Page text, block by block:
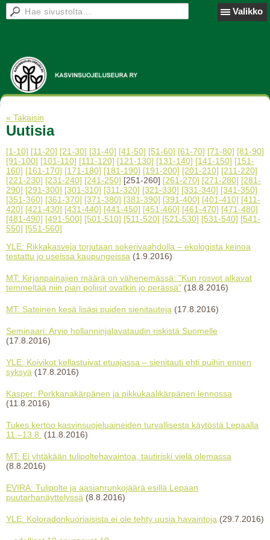
Valikko
« Takaisin
Uutisia
[1-10] [11-20] [21-30] [31-40] [41-50] [51-60] [61-70] [71-80] [81-90]
[91-100] [101-110] [111-120] [121-130] [131-140] [141-150] [151-
160] [161-170] [171-180] [181-190] [191-200] [201-210] [211-220]
[221-230] [231-240] [241-250] [251-260] [261-270] [271-280] [281-
290] [291-300] [301-310] [311-320] [321-330] [331-340] [341-350]
[351-360] [361-370] [371-380] [381-390] [391-400] [401-410] [411-
420] [421-430] [431-440] [441-450] [451-460] [461-470] [471-480]
[481-490] [491-500] [501-510] [511-520] [521-530] [531-540] [541-
550] [551-560]
YLE: Rikkakasveja torjutaan sokerivaahdolla – ekologista keinoa
testattu jo useissa kaupungeissa (1.9.2016)
MT: Kirjanpainajien määrä on vähenemässä: "Kun rosvot alkavat
temmeltää niin pian poliisit ovatkin jo perässä" (18.8.2016)
MT: Sateinen kesä lisäsi puiden sienitauteja (17.8.2016)
Seminaari: Arvio hollanninjalavataudin riskistä Suomelle
(17.8.2016)
YLE: Koivikot kellastuivat etuajassa – sienitauti ehti puihin ennen
syksyä (17.8.2016)
Kasper: Porkkanakärpänen ja pikkukaalikärpänen lennossa
(11.8.2016)
Tukes kertoo kasvinsuojeluaineiden turvallisesta käytöstä Lepaalla
11.–13.8.
(11.8.2016)
MT: Ei yhtäkään tulipoltehavaintoa, tautiriski vielä olemassa
(8.8.2016)
EVIRA: Tulipolte ja aasianrunkojäärä esillä Lepaan
puutarhanäyttelyssä (8.8.2016)
YLE: Koloradonkuoriaisista ei ole tehty uusia havaintoja (29.7.2016)